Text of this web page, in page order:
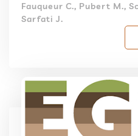
Fauqueur C., Pubert M.,
Sarfati J.